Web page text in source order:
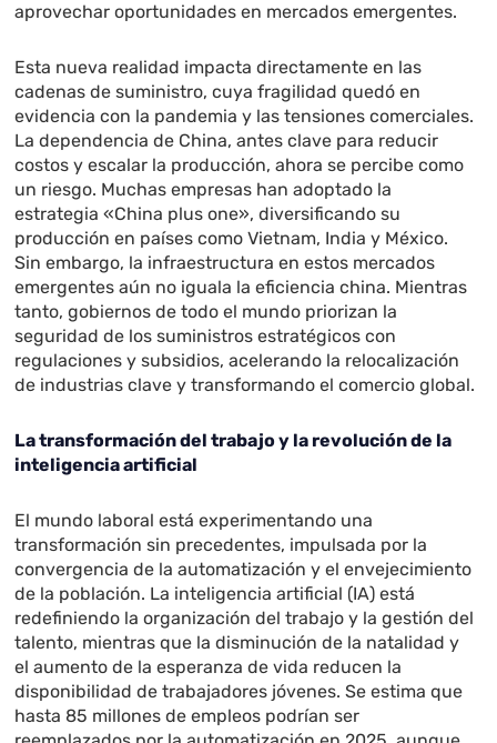
aprovechar oportunidades en mercados emergentes.
Esta nueva realidad impacta directamente en las
cadenas de suministro, cuya fragilidad quedó en
evidencia con la pandemia y las tensiones comerciales.
La dependencia de China, antes clave para reducir
costos y escalar la producción, ahora se percibe como
un riesgo. Muchas empresas han adoptado la
estrategia «China plus one», diversificando su
producción en países como Vietnam, India y México.
Sin embargo, la infraestructura en estos mercados
emergentes aún no iguala la eficiencia china. Mientras
tanto, gobiernos de todo el mundo priorizan la
seguridad de los suministros estratégicos con
regulaciones y subsidios, acelerando la relocalización
de industrias clave y transformando el comercio global.
La transformación del trabajo y la revolución de la
inteligencia artificial
El mundo laboral está experimentando una
transformación sin precedentes, impulsada por la
convergencia de la automatización y el envejecimiento
de la población. La inteligencia artificial (IA) está
redefiniendo la organización del trabajo y la gestión del
talento, mientras que la disminución de la natalidad y
el aumento de la esperanza de vida reducen la
disponibilidad de trabajadores jóvenes. Se estima que
hasta 85 millones de empleos podrían ser